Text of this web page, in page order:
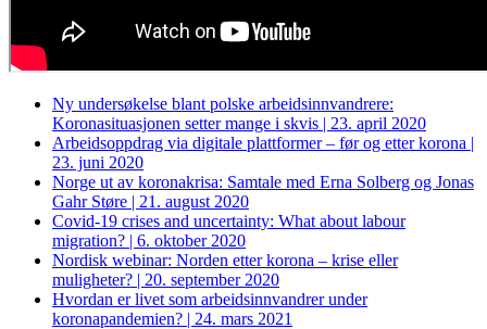
Ny undersøkelse blant polske arbeidsinnvandrere:
Koronasituasjonen setter mange i skvis | 23. april 2020
Arbeidsoppdrag via digitale plattformer – før og etter korona |
23. juni 2020
Norge ut av koronakrisa: Samtale med Erna Solberg og Jonas
Gahr Støre | 21. august 2020
Covid-19 crises and uncertainty: What about labour
migration? | 6. oktober 2020
Nordisk webinar: Norden etter korona – krise eller
muligheter? | 20. september 2020
Hvordan er livet som arbeidsinnvandrer under
koronapandemien? | 24. mars 2021